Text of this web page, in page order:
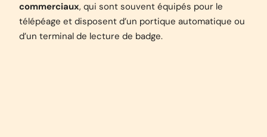
commerciaux, qui sont souvent équipés pour le
télépéage et disposent d’un portique automatique ou
d’un terminal de lecture de badge.